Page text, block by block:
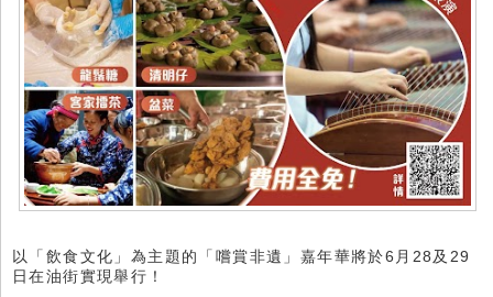
以「飲食文化」為主題的「嚐賞非遺」嘉年華將於6月28及29
日在油街實現舉行！